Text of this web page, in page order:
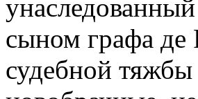
сыном графа де
судебной